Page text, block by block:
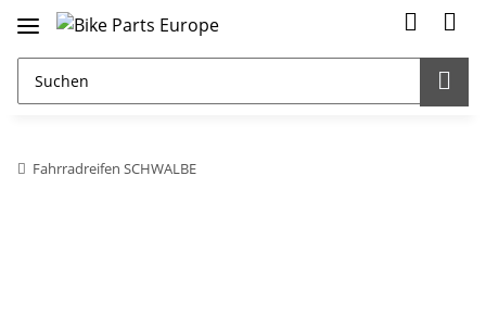
Fahrradreifen SCHWALBE